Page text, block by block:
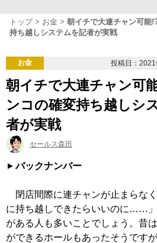
トップ お金
朝イチで大連チャン可能
持ち越しシステムを記者が実戦
お金 投稿日：
朝イチで大連チャン可
ンコの確変持ち越しシ
者が実戦
セールス森田
バックナンバー
閉店間際に連チャンが止まらな
に持ち越しできたらいいのに……」
がある人も多いことでしょう。昔
ができるホールもあったそうです